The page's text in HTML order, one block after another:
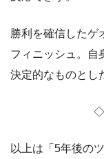
勝利を確信したゲ
フィニッシュ。自
決定的なものとし
以上は「5年後の